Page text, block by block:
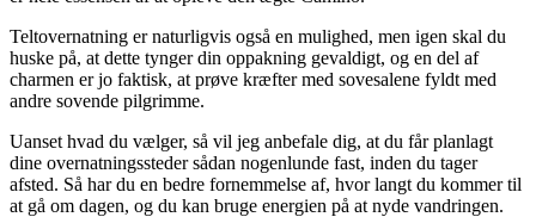
Teltovernatning er naturligvis også en mulighed, men igen skal du
huske på, at dette tynger din oppakning gevaldigt, og en del af
charmen er jo faktisk, at prøve kræfter med sovesalene fyldt med
andre sovende pilgrimme.
Uanset hvad du vælger, så vil jeg anbefale dig, at du får planlagt
dine overnatningssteder sådan nogenlunde fast, inden du tager
afsted. Så har du en bedre fornemmelse af, hvor langt du kommer til
at gå om dagen, og du kan bruge energien på at nyde vandringen.